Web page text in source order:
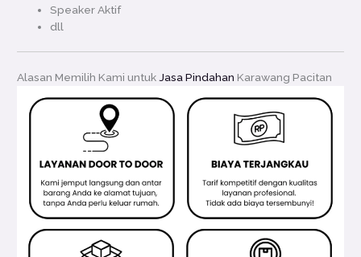
Speaker Aktif
dll
Alasan Memilih Kami untuk Jasa Pindahan Karawang Pacitan